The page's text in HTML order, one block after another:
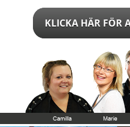
KLICKA HÄR FÖR